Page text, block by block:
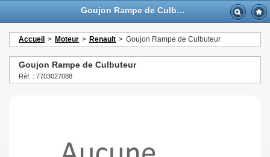
Goujon Rampe de Culbuteur - GTTurbo-online
Accueil > Moteur > Renault > Goujon Rampe de Culbuteur
Goujon Rampe de Culbuteur
Réf. : 7703027088